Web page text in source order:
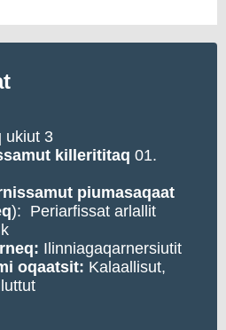
ukiut 3
killerititaq 01.
piumasaqaat
): Periarfissat arlallit
Ilinniagaqarnersiutit
oqaatsit: Kalaallisut,